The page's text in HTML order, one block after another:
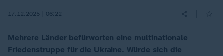
17.12.2025 | 06:22
Mehrere Länder befürworten eine multinationale
Friedenstruppe für die Ukraine. Würde sich die